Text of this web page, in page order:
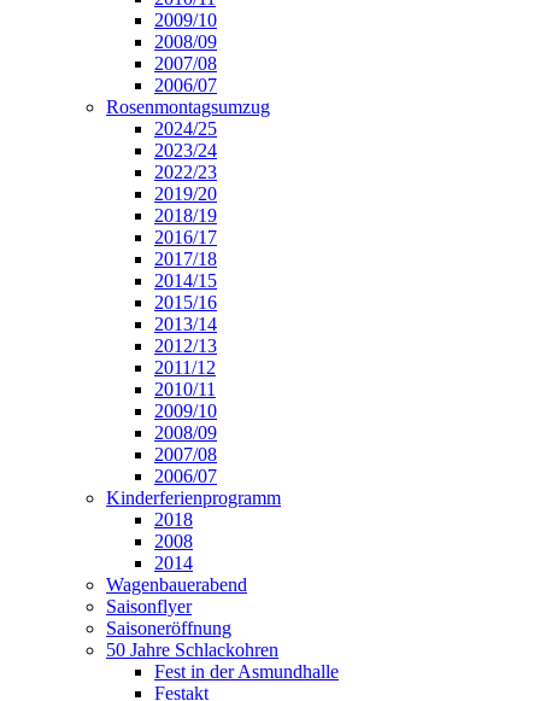
2009/10
2008/09
2007/08
2006/07
Rosenmontagsumzug
2024/25
2023/24
2022/23
2019/20
2018/19
2016/17
2017/18
2014/15
2015/16
2013/14
2012/13
2011/12
2010/11
2009/10
2008/09
2007/08
2006/07
Kinderferienprogramm
2018
2008
2014
Wagenbauerabend
Saisonflyer
Saisoneröffnung
50 Jahre Schlackohren
Fest in der Asmundhalle
Festakt